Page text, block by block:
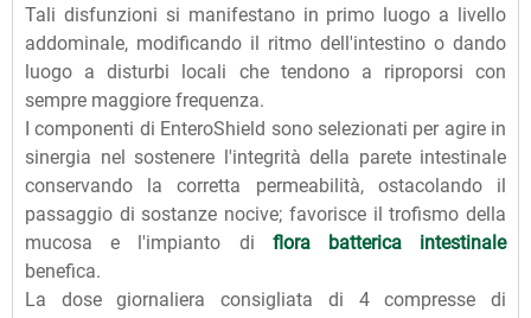
Tali disfunzioni si manifestano in primo luogo a livello
addominale, modificando il ritmo dell'intestino o dando
luogo a disturbi locali che tendono a riproporsi con
sempre maggiore frequenza.
I componenti di EnteroShield sono selezionati per agire in
sinergia nel sostenere l'integrità della parete intestinale
conservando la corretta permeabilità, ostacolando il
passaggio di sostanze nocive; favorisce il trofismo della
mucosa e l'impianto di flora batterica intestinale
benefica.
La dose giornaliera consigliata di 4 compresse di